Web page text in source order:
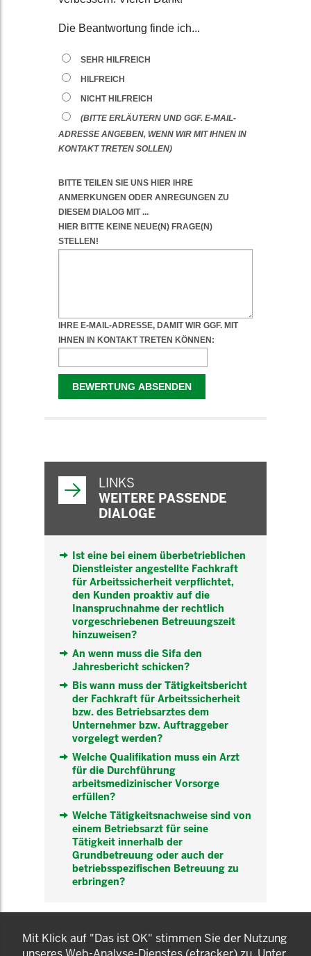
LINKS
WEITERE PASSENDE
DIALOGE
Ist eine bei einem überbetrieblichen
Dienstleister angestellte Fachkraft
für Arbeitssicherheit verpflichtet,
den Kunden proaktiv auf die
Inanspruchnahme der rechtlich
vorgeschriebenen Betreuungszeit
hinzuweisen?
An wenn muss die Sifa den
Jahresbericht schicken?
Bis wann muss der Tätigkeitsbericht
der Fachkraft für Arbeitssicherheit
bzw. des Betriebsarztes dem
Unternehmer bzw. Auftraggeber
vorgelegt werden?
Welche Qualifikation muss ein Arzt
für die Durchführung
arbeitsmedizinischer Vorsorge
erfüllen?
Welche Tätigkeitsnachweise sind von
einem Betriebsarzt für seine
Tätigkeit innerhalb der
Grundbetreuung oder auch der
betriebsspezifischen Betreuung zu
erbringen?
KOMNET
Mit Klick auf "Das ist OK" stimmen Sie der Nutzung